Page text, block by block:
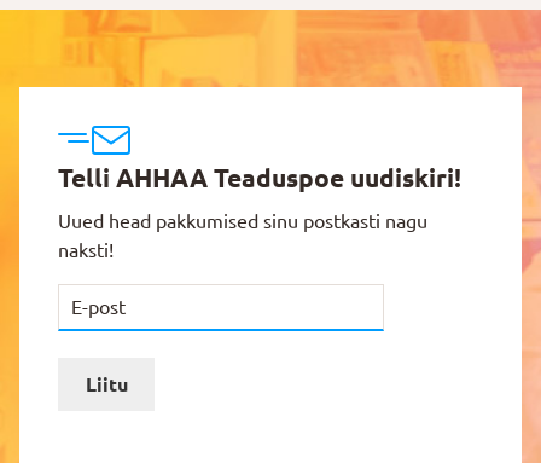
Telli AHHAA Teaduspoe uudiskiri!
Uued head pakkumised sinu postkasti nagu
naksti!
Liitu